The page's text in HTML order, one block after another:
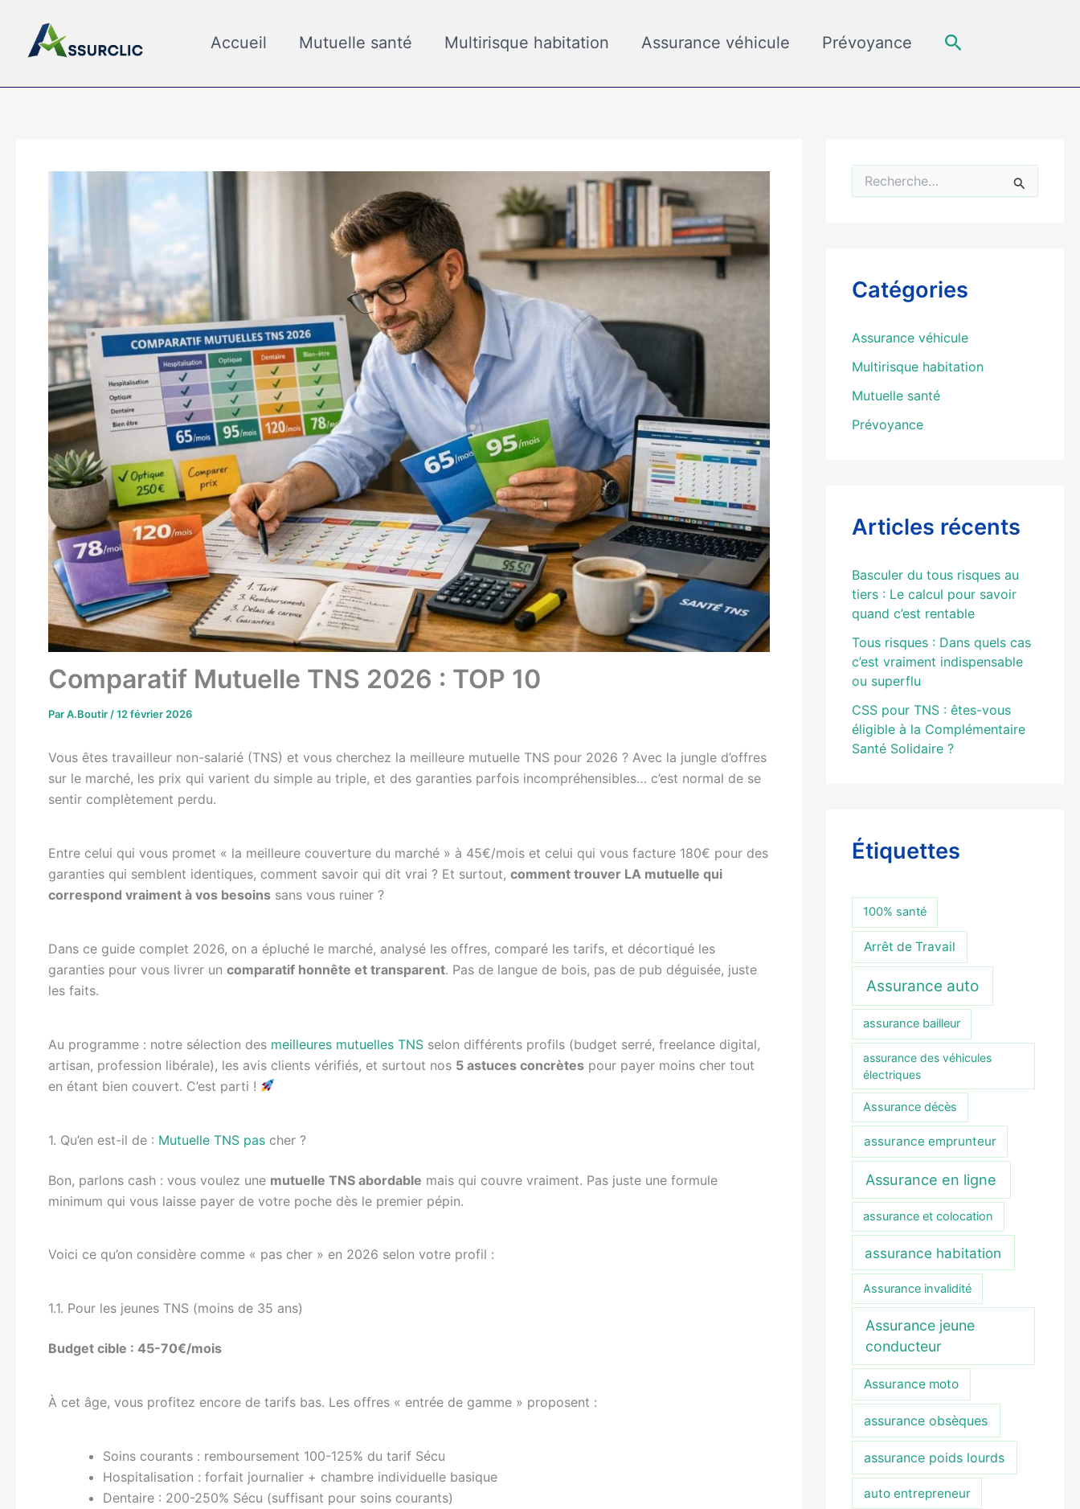
contenu
Accueil Mutuelle santé Multirisque habitation Assurance véhicule Prévoyance Rechercher
Comparatif Mutuelle TNS 2026 : TOP 10
ParA.Boutir/12 février 2026
Vous êtes travailleur non-salarié (TNS) et vous cherchez la meilleure mutuelle TNS pour 2026 ? Avec la jungle d’offres
sur le marché, les prix qui varient du simple au triple, et des garanties parfois incompréhensibles… c’est normal de se
sentir complètement perdu.
Entre celui qui vous promet « la meilleure couverture du marché » à 45€/mois et celui qui vous facture 180€ pour des
garanties qui semblent identiques, comment savoir qui dit vrai ? Et surtout, comment trouver LA mutuelle qui
correspond vraiment à vos besoins sans vous ruiner ?
Dans ce guide complet 2026, on a épluché le marché, analysé les offres, comparé les tarifs, et décortiqué les
garanties pour vous livrer un comparatif honnête et transparent. Pas de langue de bois, pas de pub déguisée, juste
les faits.
Au programme : notre sélection des meilleures mutuelles TNS selon différents profils (budget serré, freelance digital,
artisan, profession libérale), les avis clients vérifiés, et surtout nos 5 astuces concrètes pour payer moins cher tout
en étant bien couvert. C’est parti !
1. Qu’en est-il de : Mutuelle TNS pas cher ?
Bon, parlons cash : vous voulez une mutuelle TNS abordable mais qui couvre vraiment. Pas juste une formule
minimum qui vous laisse payer de votre poche dès le premier pépin.
Voici ce qu’on considère comme « pas cher » en 2026 selon votre profil :
1.1. Pour les jeunes TNS (moins de 35 ans)
Budget cible : 45-70€/mois
À cet âge, vous profitez encore de tarifs bas. Les offres « entrée de gamme » proposent :
Soins courants : remboursement 100-125% du tarif Sécu
Hospitalisation : forfait journalier + chambre individuelle basique
Dentaire : 200-250% Sécu (suffisant pour soins courants)
e
h
Catégories
Assurance véhicule
Multirisque habitation
Mutuelle santé
Prévoyance
Articles récents
Basculer du tous risques au
tiers : Le calcul pour savoir
quand c’est rentable
Tous risques : Dans quels cas
c’est vraiment indispensable
ou superflu
CSS pour TNS : êtes-vous
éligible à la Complémentaire
Santé Solidaire ?
Étiquettes
100% santé
Arrêt de Travail
Assurance auto
assurance bailleur
assurance des véhicules
électriques
Assurance décès
assurance emprunteur
Assurance en ligne
assurance et colocation
assurance habitation
Assurance invalidité
Assurance jeune
conducteur
Assurance moto
assurance obsèques
assurance poids lourds
auto entrepreneur